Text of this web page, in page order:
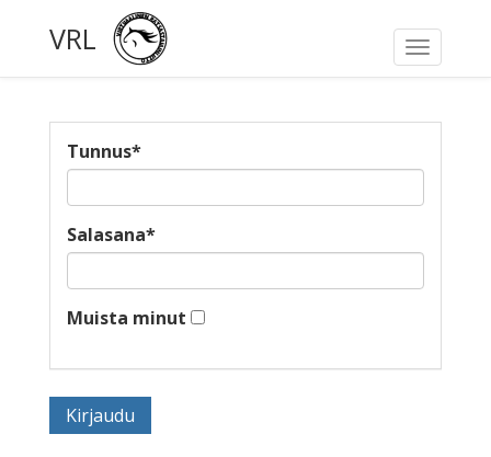
Toggle
VRL
Tunnus*
Salasana*
Muista minut